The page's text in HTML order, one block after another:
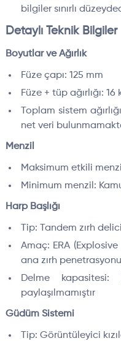
bilgiler sınırlı
Detaylı Teknik Bilgiler
Boyutlar ve Ağırlık
Füze çapı: 125 mm
Füze + tüp ağırlığı: 16
Toplam sistem
net veri
Menzil
Maksimum etkili
Minimum menzil:
Harp Başlığı
Tip: Tandem zırh
Amaç: ERA
ana zırh penetrasyonu
Delme kapasitesi:
paylaşılmamıştır
Güdüm Sistemi
Tip: Görüntüleyici